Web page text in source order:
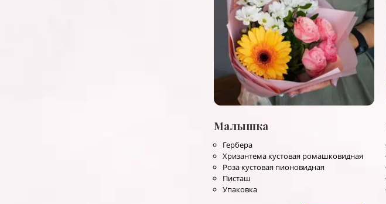
Малышка
Гербера
Хризантема кустовая ромашковидная
Роза кустовая пионовидная
Писташ
Упаковка